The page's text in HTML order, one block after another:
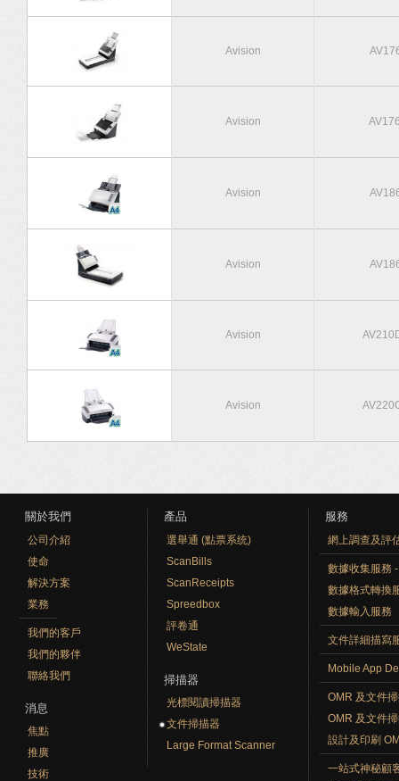
Avision
Avision
Avision
Avision
Avision
Avision
關於我們
公司介紹
使命
解決方案
業務
我們的客戶
我們的夥伴
聯絡我們
消息
焦點
推廣
技術
產品
選舉通 (點票系统)
ScanBills
ScanReceipts
Spreedbox
評卷通
WeState
掃描器
光標閱讀掃描器
文件掃描器
Large Format Scanner
服務
網上調查及評
數據收集服務
數據格式轉換
數據輸入服務
文件詳細描寫
Mobile App
OMR 及文件
OMR 及文件
設計及印刷
一站式神秘顧